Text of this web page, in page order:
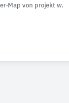
von projekt w.